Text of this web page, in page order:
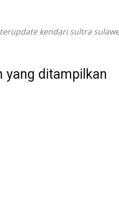
kendari sultra
yang ditampilkan